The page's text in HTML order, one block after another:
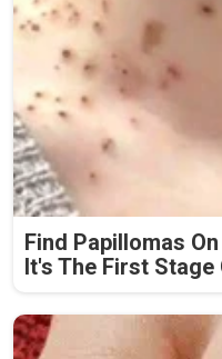
Find Papillomas
It's The First Stage